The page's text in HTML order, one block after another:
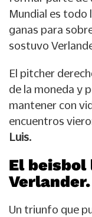
Mundial es todo
ganas para
sostuvo
El pitcher
de la moneda y
mantener con
encuentros
Luis.
El beisbol
Verlander.
Un triunfo que